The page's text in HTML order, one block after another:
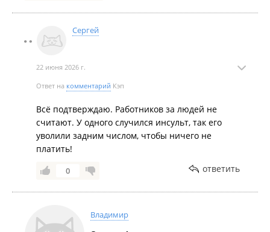
Сергей
22 июня 2026 г.
Ответ на комментарий Кэп
Всё подтверждаю. Работников за людей не
считают. У одного случился инсульт, так его
уволили задним числом, чтобы ничего не
платить!
0 ответить
Владимир